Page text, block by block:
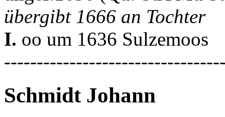
übergibt 1666 an Tochter
I. oo um 1636 Sulzemoos
Schmidt Johann